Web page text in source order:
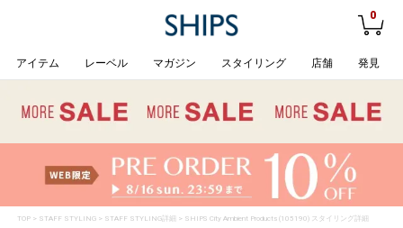
0
アイテム レーベル マガジン スタイリング 店舗 発見
TOP> STAFF STYLING> STAFF STYLING詳細 > SHIPS City Ambient Products (105190) スタイリング詳細